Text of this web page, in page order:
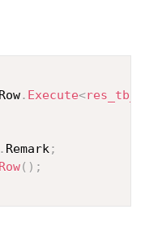
. Execute<
. Remark;
( ) ;